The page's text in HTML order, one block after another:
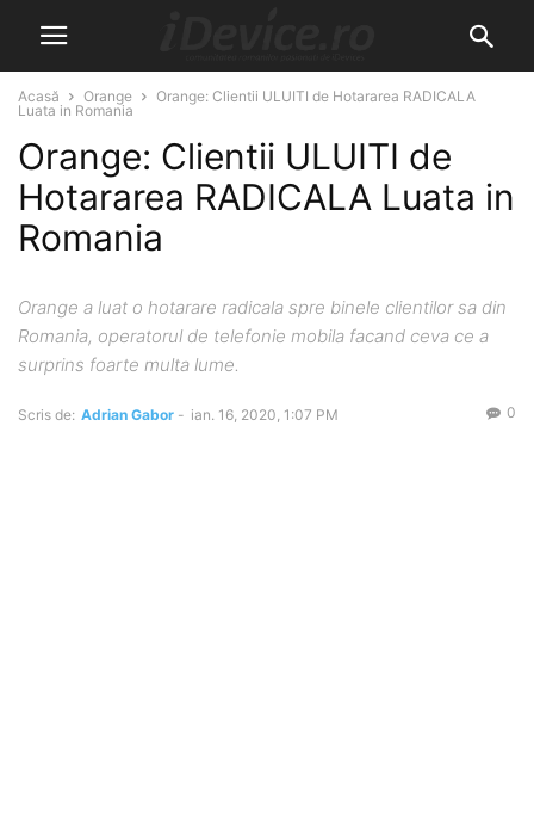
Acasă Orange
Orange: Clientii ULUITI de Hotararea RADICALA
Luata in Romania
Orange: Clientii ULUITI de
Hotararea RADICALA Luata in
Romania
Orange a luat o hotarare radicala spre binele clientilor sa din
Romania, operatorul de telefonie mobila facand ceva ce a
surprins foarte multa lume.
Scris de: Adrian Gabor - ian. 16, 2020, 1:07 PM 0